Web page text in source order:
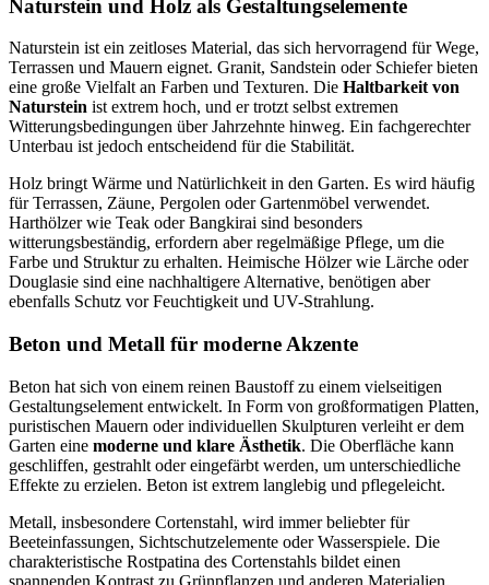
Naturstein und Holz als Gestaltungselemente
Naturstein ist ein zeitloses Material, das sich hervorragend für Wege,
Terrassen und Mauern eignet. Granit, Sandstein oder Schiefer bieten
eine große Vielfalt an Farben und Texturen. Die Haltbarkeit von
Naturstein ist extrem hoch, und er trotzt selbst extremen
Witterungsbedingungen über Jahrzehnte hinweg. Ein fachgerechter
Unterbau ist jedoch entscheidend für die Stabilität.
Holz bringt Wärme und Natürlichkeit in den Garten. Es wird häufig
für Terrassen, Zäune, Pergolen oder Gartenmöbel verwendet.
Harthölzer wie Teak oder Bangkirai sind besonders
witterungsbeständig, erfordern aber regelmäßige Pflege, um die
Farbe und Struktur zu erhalten. Heimische Hölzer wie Lärche oder
Douglasie sind eine nachhaltigere Alternative, benötigen aber
ebenfalls Schutz vor Feuchtigkeit und UV-Strahlung.
Beton und Metall für moderne Akzente
Beton hat sich von einem reinen Baustoff zu einem vielseitigen
Gestaltungselement entwickelt. In Form von großformatigen Platten,
puristischen Mauern oder individuellen Skulpturen verleiht er dem
Garten eine moderne und klare Ästhetik. Die Oberfläche kann
geschliffen, gestrahlt oder eingefärbt werden, um unterschiedliche
Effekte zu erzielen. Beton ist extrem langlebig und pflegeleicht.
Metall, insbesondere Cortenstahl, wird immer beliebter für
Beeteinfassungen, Sichtschutzelemente oder Wasserspiele. Die
charakteristische Rostpatina des Cortenstahls bildet einen
spannenden Kontrast zu Grünpflanzen und anderen Materialien.